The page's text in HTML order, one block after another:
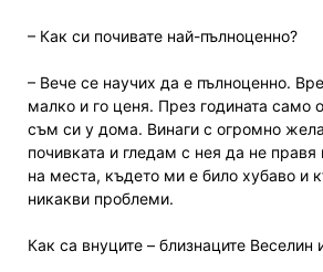
– Как си почивате най-пълноценно?
– Вече се научих да е пълноценно.
малко и го ценя. През годината само
съм си у дома. Винаги с огромно
почивката и гледам с нея да не
на места, където ми е било хубаво и
никакви проблеми.
Как са внуците – близнаците Веселин